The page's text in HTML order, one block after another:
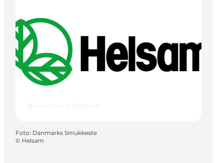
Foto: Danmarks Smukkeste
© Helsam